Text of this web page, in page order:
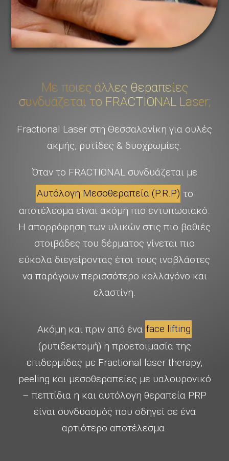
Με ποιες άλλες θεραπείες
συνδυάζεται το FRACTIONAL Laser;
Fractional Laser στη Θεσσαλονίκη για ουλές
ακμής, ρυτίδες & δυσχρωμίες.
Όταν το FRACTIONAL συνδυάζεται με
Αυτόλογη Μεσοθεραπεία (P.R.P) το
αποτέλεσμα είναι ακόμη πιο εντυπωσιακό.
Η απορρόφηση των υλικών στις πιο βαθιές
στοιβάδες του δέρματος γίνεται πιο
εύκολα διεγείροντας έτσι τους ινοβλάστες
να παράγουν περισσότερο κολλαγόνο και
ελαστίνη.
Ακόμη και πριν από ένα face lifting
(ρυτιδεκτομή) η προετοιμασία της
επιδερμίδας με Fractional laser therapy,
peeling και μεσοθεραπείες με υαλουρονικό
– πεπτίδια η και αυτόλογη θεραπεία PRP
είναι συνδυασμός που οδηγεί σε ένα
αρτιότερο αποτέλεσμα.